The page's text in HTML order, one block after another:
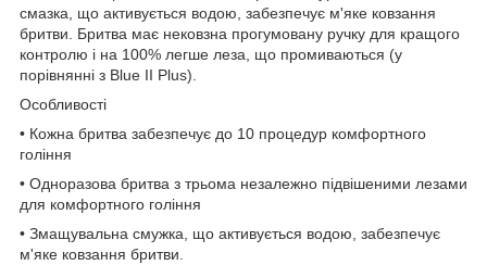
смазка, що активується водою, забезпечує м'яке ковзання
бритви. Бритва має нековзна прогумовану ручку для кращого
контролю і на 100% легше леза, що промиваються (у
порівнянні з Blue II Plus).
Особливості
• Кожна бритва забезпечує до 10 процедур комфортного
гоління
• Одноразова бритва з трьома незалежно підвішеними лезами
для комфортного гоління
• Змащувальна смужка, що активується водою, забезпечує
м'яке ковзання бритви.